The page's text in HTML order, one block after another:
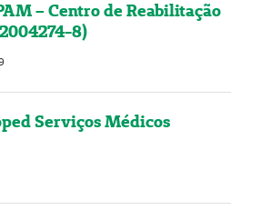
– Centro de Reabilitação
8)
Serviços Médicos